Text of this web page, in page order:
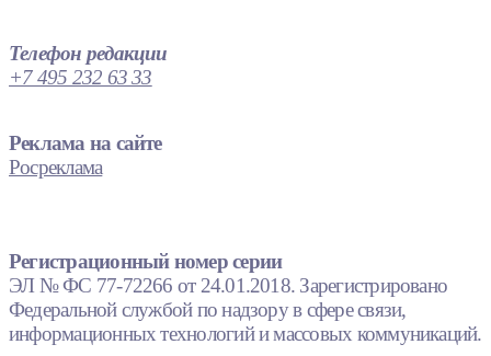
Телефон редакции
+7 495 232 63 33
Реклама на сайте
Росреклама
Регистрационный номер серии
ЭЛ № ФС 77-72266 от 24.01.2018. Зарегистрировано
Федеральной службой по надзору в сфере связи,
информационных технологий и массовых коммуникаций.